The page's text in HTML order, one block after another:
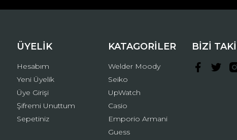
Gönder
ÜYELİK
Hesabım
Yeni Üyelik
Üye Girişi
Şifremi Unuttum
Sepetiniz
KATAGORİLER
Welder Moody
Seiko
UpWatch
Casio
Emporio Armani
Guess
BİZİ